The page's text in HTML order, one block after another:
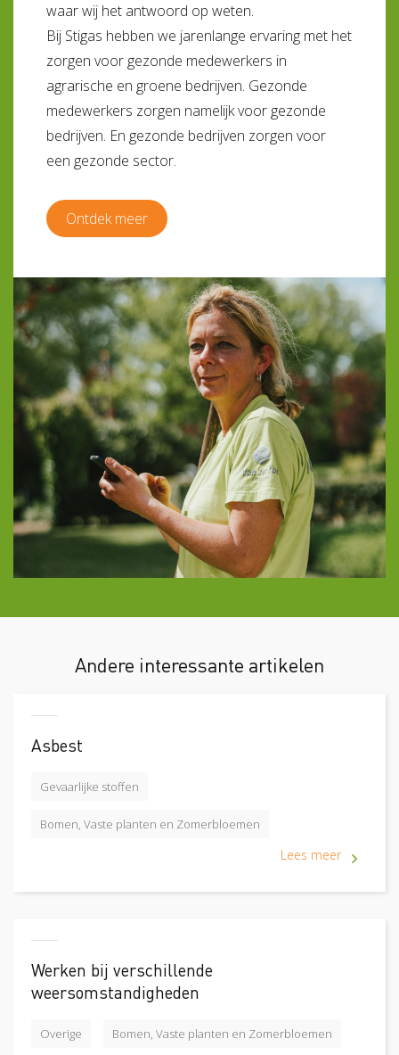
waar wij het antwoord op weten.
Bij Stigas hebben we jarenlange ervaring met het
zorgen voor gezonde medewerkers in
agrarische en groene bedrijven. Gezonde
medewerkers zorgen namelijk voor gezonde
bedrijven. En gezonde bedrijven zorgen voor
een gezonde sector.
Ontdek meer
Andere interessante artikelen
Asbest
Gevaarlijke stoffen
Bomen, Vaste planten en Zomerbloemen
Lees meer
Werken bij verschillende
weersomstandigheden
Overige Bomen, Vaste planten en Zomerbloemen